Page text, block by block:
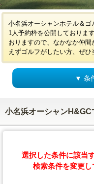
小名浜オーシャンホテル＆ゴ
1人予約枠を公開しておりま
おりますので、なかなか仲
えずゴルフがしたい方、ぜ
▼ 条
小名浜オーシャン
選択した条件に該当
検索条件を変更し